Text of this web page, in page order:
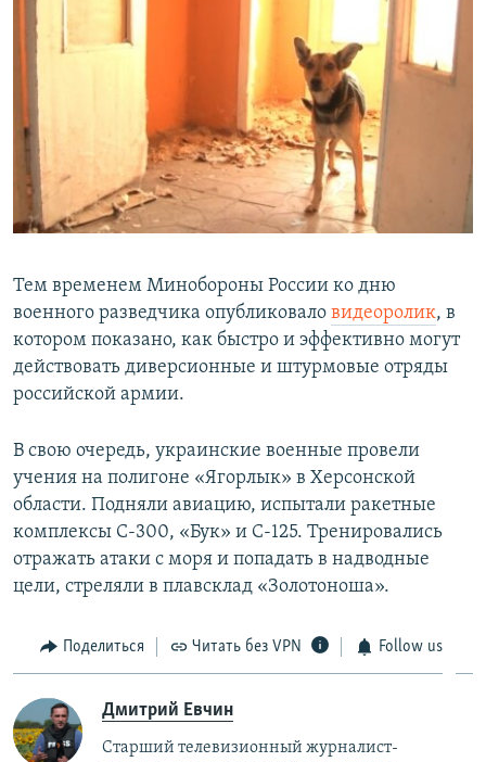
Тем временем Минобороны России ко дню
военного разведчика опубликовало видеоролик, в
котором показано, как быстро и эффективно могут
действовать диверсионные и штурмовые отряды
российской армии.
В свою очередь, украинские военные провели
учения на полигоне «Ягорлык» в Херсонской
области. Подняли авиацию, испытали ракетные
комплексы С-300, «Бук» и С-125. Тренировались
отражать атаки с моря и попадать в надводные
цели, стреляли в плавсклад «Золотоноша».
Поделиться Читать без VPN Follow us
Дмитрий Евчин
Старший телевизионный журналист-